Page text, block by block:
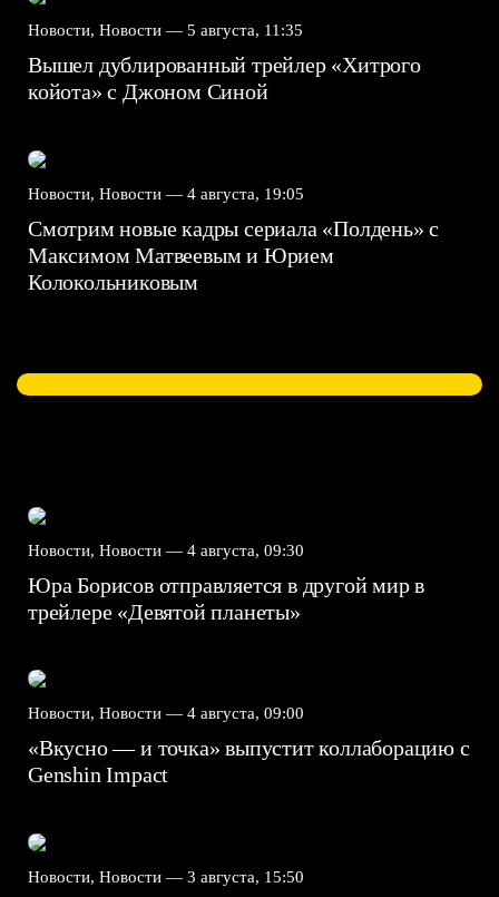
Новости, Новости — 5 августа, 11:35
Вышел дублированный трейлер «Хитрого
койота» с Джоном Синой
Новости, Новости — 4 августа, 19:05
Смотрим новые кадры сериала «Полдень» с
Максимом Матвеевым и Юрием
Колокольниковым
Новости, Новости — 4 августа, 09:30
Юра Борисов отправляется в другой мир в
трейлере «Девятой планеты»
Новости, Новости — 4 августа, 09:00
«Вкусно — и точка» выпустит коллаборацию с
Genshin Impact⁠⁠
Новости, Новости — 3 августа, 15:50